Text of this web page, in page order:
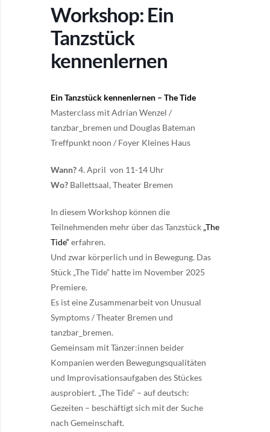
Workshop: Ein
Tanzstück
kennenlernen
Ein Tanzstück kennenlernen – The Tide
Masterclass mit Adrian Wenzel /
tanzbar_bremen und Douglas Bateman
Treffpunkt noon / Foyer Kleines Haus
Wann?4. April von 11-14 Uhr
Wo? Ballettsaal, Theater Bremen
In diesem Workshop können die
Teilnehmenden mehr über das Tanzstück „The
Tide“ erfahren.
Und zwar körperlich und in Bewegung. Das
Stück „The Tide“ hatte im November 2025
Premiere.
Es ist eine Zusammenarbeit von Unusual
Symptoms / Theater Bremen und
tanzbar_bremen.
Gemeinsam mit Tänzer:innen beider
Kompanien werden Bewegungsqualitäten
und Improvisationsaufgaben des Stückes
ausprobiert. „The Tide“ – auf deutsch:
Gezeiten – beschäftigt sich mit der Suche
nach Gemeinschaft.